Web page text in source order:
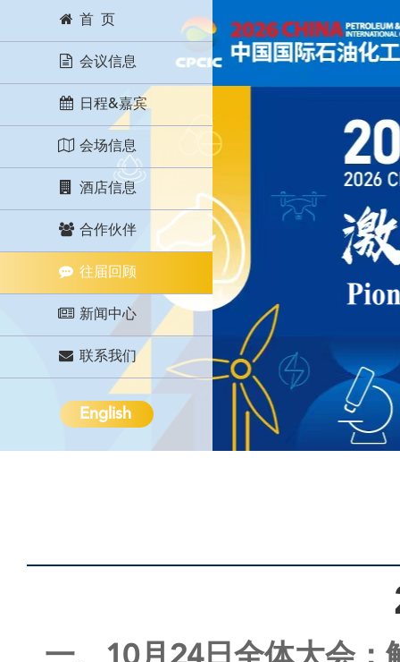
首 页
会议信息
日程&嘉宾
会场信息
酒店信息
合作伙伴
往届回顾
新闻中心
联系我们
English